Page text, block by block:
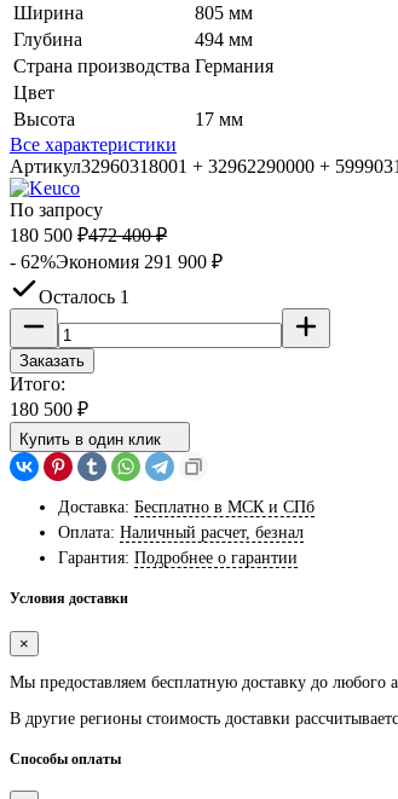
Ширина
805 мм
Глубина
494 мм
Страна производства Германия
Цвет
Высота
17 мм
Все характеристики
Артикул32960318001 + 32962290000 +
По запросу
180 500 ₽472 400 ₽
- 62%Экономия 291 900 ₽
Осталось 1
Заказать
Итого:
180 500 ₽
Купить в один клик
Доставка: Бесплатно в МСК и СПб
Оплата: Наличный расчет, безнал
Гарантия: Подробнее о гарантии
Условия доставки
×
Мы предоставляем бесплатную доставку до любого
В другие регионы стоимость доставки
Способы оплаты